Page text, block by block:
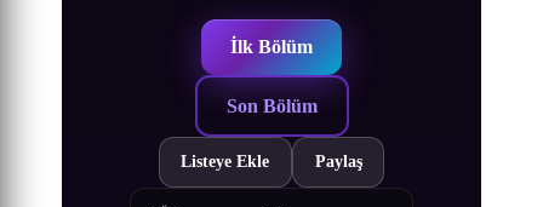
İlk Bölüm
Son Bölüm
Listeye Ekle Paylaş